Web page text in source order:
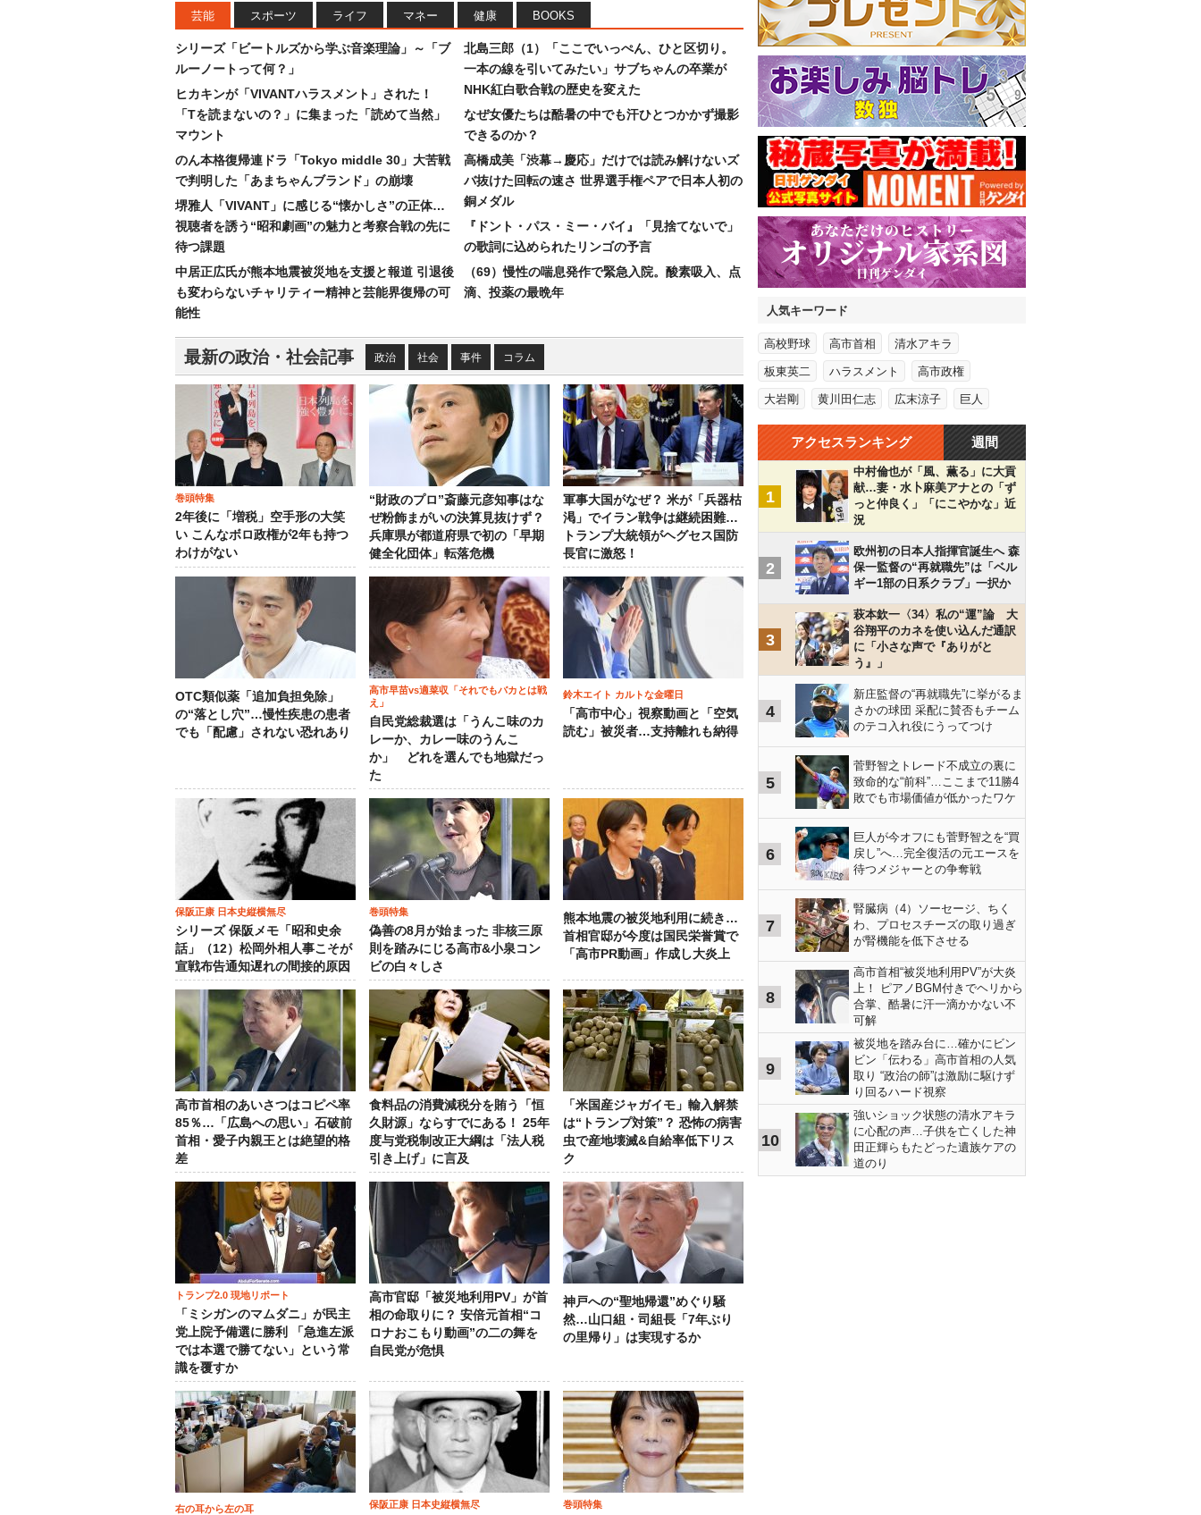
芸能 スポーツ ライフ マネー 健康 BOOKS
シリーズ「ビートルズから学ぶ音楽理論」～「ブ
ルーノートって何？」
ヒカキンが「VIVANTハラスメント」された！
「Tを読まないの？」に集まった「読めて当然」
マウント
のん本格復帰連ドラ「Tokyo middle 30」大苦戦
で判明した「あまちゃんブランド」の崩壊
堺雅人「VIVANT」に感じる“懐かしさ”の正体…
視聴者を誘う“昭和劇画”の魅力と考察合戦の先に
待つ課題
中居正広氏が熊本地震被災地を支援と報道 引退後
も変わらないチャリティー精神と芸能界復帰の可
能性
北島三郎（1）「ここでいっぺん、ひと区切り。
一本の線を引いてみたい」サブちゃんの卒業が
NHK紅白歌合戦の歴史を変えた
なぜ女優たちは酷暑の中でも汗ひとつかかず撮影
できるのか？
高橋成美「渋幕→慶応」だけでは読み解けないズ
バ抜けた回転の速さ 世界選手権ペアで日本人初の
銅メダル
『ドント・パス・ミー・バイ』「見捨てないで」
の歌詞に込められたリンゴの予言
（69）慢性の喘息発作で緊急入院。酸素吸入、点
滴、投薬の最晩年
最新の政治・社会記事 政治 社会 事件 コラム
巻頭特集
2年後に「増税」空手形の大笑
い こんなボロ政権が2年も持つ
わけがない
“財政のプロ”斎藤元彦知事はな
ぜ粉飾まがいの決算見抜けず？
兵庫県が都道府県で初の「早期
健全化団体」転落危機
軍事大国がなぜ？ 米が「兵器枯
渇」でイラン戦争は継続困難…
トランプ大統領がヘグセス国防
長官に激怒！
OTC類似薬「追加負担免除」
の“落とし穴”…慢性疾患の患者
でも「配慮」されない恐れあり
高市早苗vs適菜収「それでもバカとは戦
え」
自民党総裁選は「うんこ味のカ
レーか、カレー味のうんこ
か」 どれを選んでも地獄だっ
た
鈴木エイト カルトな金曜日
「高市中心」視察動画と「空気
読む」被災者…支持離れも納得
保阪正康 日本史縦横無尽
シリーズ 保阪メモ「昭和史余
話」（12）松岡外相人事こそが
宣戦布告通知遅れの間接的原因
巻頭特集
偽善の8月が始まった 非核三原
則を踏みにじる高市&小泉コン
ビの白々しさ
熊本地震の被災地利用に続き…
首相官邸が今度は国民栄誉賞で
「高市PR動画」作成し大炎上
高市首相のあいさつはコピペ率
85％…「広島への思い」石破前
首相・愛子内親王とは絶望的格
差
食料品の消費減税分を賄う「恒
久財源」ならすでにある！ 25年
度与党税制改正大綱は「法人税
引き上げ」に言及
「米国産ジャガイモ」輸入解禁
は“トランプ対策”？ 恐怖の病害
虫で産地壊滅&自給率低下リス
ク
トランプ2.0 現地リポート
「ミシガンのマムダニ」が民主
党上院予備選に勝利 「急進左派
では本選で勝てない」という常
識を覆すか
高市官邸「被災地利用PV」が首
相の命取りに？ 安倍元首相“コ
ロナおこもり動画”の二の舞を
自民党が危惧
神戸への“聖地帰還”めぐり騒
然…山口組・司組長「7年ぶり
の里帰り」は実現するか
右の耳から左の耳 保阪正康 日本史縦横無尽 巻頭特集
人気キーワード
高校野球 高市首相 清水アキラ
板東英二 ハラスメント 高市政権
大岩剛 黄川田仁志 広末涼子 巨人
アクセスランキング 週間
1
中村倫也が「風、薫る」に大貢
献…妻・水卜麻美アナとの「ず
っと仲良く」「にこやかな」近
況
2
欧州初の日本人指揮官誕生へ 森
保一監督の“再就職先”は「ベル
ギー1部の日系クラブ」一択か
3
萩本欽一〈34〉私の“運”論 大
谷翔平のカネを使い込んだ通訳
に「小さな声で『ありがと
う』」
4
新庄監督の“再就職先”に挙がるま
さかの球団 采配に賛否もチーム
のテコ入れ役にうってつけ
5
菅野智之トレード不成立の裏に
致命的な“前科”…ここまで11勝4
敗でも市場価値が低かったワケ
6
巨人が今オフにも菅野智之を“買
戻し”へ…完全復活の元エースを
待つメジャーとの争奪戦
7
腎臓病（4）ソーセージ、ちく
わ、プロセスチーズの取り過ぎ
が腎機能を低下させる
8
高市首相“被災地利用PV”が大炎
上！ ピアノBGM付きでヘリから
合掌、酷暑に汗一滴かかない不
可解
9
被災地を踏み台に…確かにビン
ビン「伝わる」高市首相の人気
取り “政治の師”は激励に駆けず
り回るハード視察
10
強いショック状態の清水アキラ
に心配の声…子供を亡くした神
田正輝らもたどった遺族ケアの
道のり